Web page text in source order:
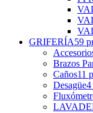
GRIFERÍA59
Brazos
Caños11
Desagüe4